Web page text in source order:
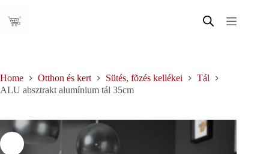
content
Home Otthon és kert Sütés, fõzés kellékei
Tál
ALU absztrakt alumínium tál 35cm